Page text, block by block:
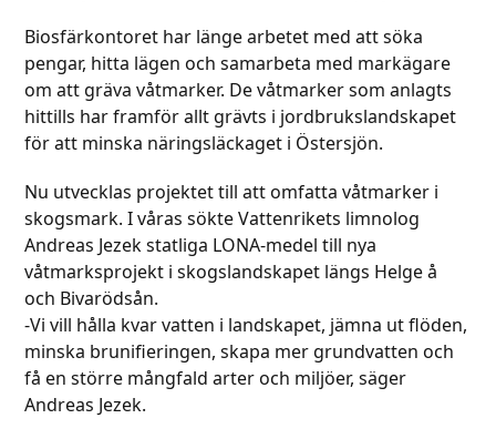
Biosfärkontoret har länge arbetet med att söka
pengar, hitta lägen och samarbeta med markägare
om att gräva våtmarker. De våtmarker som anlagts
hittills har framför allt grävts i jordbrukslandskapet
för att minska näringsläckaget i Östersjön.
Nu utvecklas projektet till att omfatta våtmarker i
skogsmark. I våras sökte Vattenrikets limnolog
Andreas Jezek statliga LONA-medel till nya
våtmarksprojekt i skogslandskapet längs Helge å
och Bivarödsån.
-Vi vill hålla kvar vatten i landskapet, jämna ut flöden,
minska brunifieringen, skapa mer grundvatten och
få en större mångfald arter och miljöer, säger
Andreas Jezek.